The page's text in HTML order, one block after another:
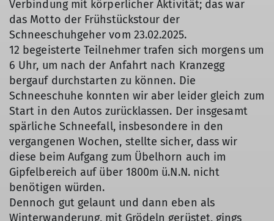
Verbindung mit körperlicher Aktivität; das war
das Motto der Frühstückstour der
Schneeschuhgeher vom 23.02.2025.
12 begeisterte Teilnehmer trafen sich morgens um
6 Uhr, um nach der Anfahrt nach Kranzegg
bergauf durchstarten zu können. Die
Schneeschuhe konnten wir aber leider gleich zum
Start in den Autos zurücklassen. Der insgesamt
spärliche Schneefall, insbesondere in den
vergangenen Wochen, stellte sicher, dass wir
diese beim Aufgang zum Übelhorn auch im
Gipfelbereich auf über 1800m ü.N.N. nicht
benötigen würden.
Dennoch gut gelaunt und dann eben als
Winterwanderung, mit Grödeln gerüstet, gings